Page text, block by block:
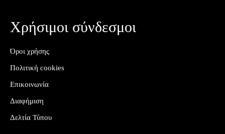
Χρήσιμοι σύνδεσμοι
Όροι χρήσης
Πολιτική cookies
Επικοινωνία
Διαφήμιση
Δελτία Τύπου